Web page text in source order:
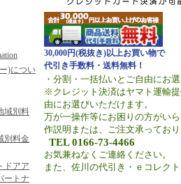
)につい
域別料
別料金
ドアア
ートナ
30,000円(税抜き)以上お買い物で
代引き手数料・送料無料！
・分割・一括払いとご自由にお
※クレジット決済はヤマト運輸
由にお選びいただけます。
万が一操作等にお困りの方がい
作説明または、ご注文承ってお
TEL 0166-73-4466
お気兼ねなくご連絡ください。
また、佐川の代引き・ｅコレク